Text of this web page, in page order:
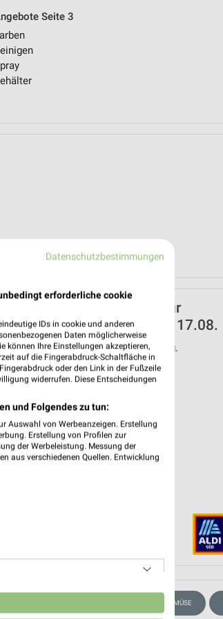
Seite 3
❯
ALDI SÜD Prospekt für
Adelsdorf ab Mo. den 17.08.
Gültig von 17. Aug. bis 22. Aug.
📅 Kalendereintrag erstellen
PROSPEKT BLÄTTERN
OBST & GEMÜSE
Datenschutzbestimmungen
erforderliche cookie
IDs in cookie und anderen
Daten möglicherweise
können Ihre Einstellungen akzeptieren,
auf die Fingerabdruck-Schaltfläche in
oder den Link in der Fußzeile
widerrufen. Diese Entscheidungen
und Folgendes zu tun:
Auswahl von Werbeanzeigen. Erstellung
Erstellung von Profilen zur
der Werbeleistung. Messung der
aus verschiedenen Quellen. Entwicklung